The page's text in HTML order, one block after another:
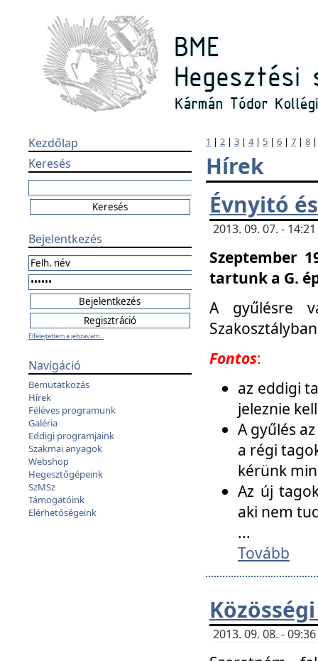
Kezdőlap
Keresés
Bejelentkezés
Elfelejtettem a jelszavam...
Navigáció
Bemutatkozás
Hírek
Féléves programunk
Galéria
Eddigi programjaink
Szakmai anyagok
Webshop
Hegesztőgépeink
SzMSz
Támogatóink
Elérhetőségeink
1 | 2 | 3 | 4| 5 | 6 | 7 | 8
Hírek
Évnyitó
2013. 09. 07. -
Szeptember
tartunk a G.
A gyűlésre
Fontos:
az eddigi
jeleznie
A gyűlés
a régi
kérünk
Az új
aki nem
...
Tovább
2013. 09. 08. -